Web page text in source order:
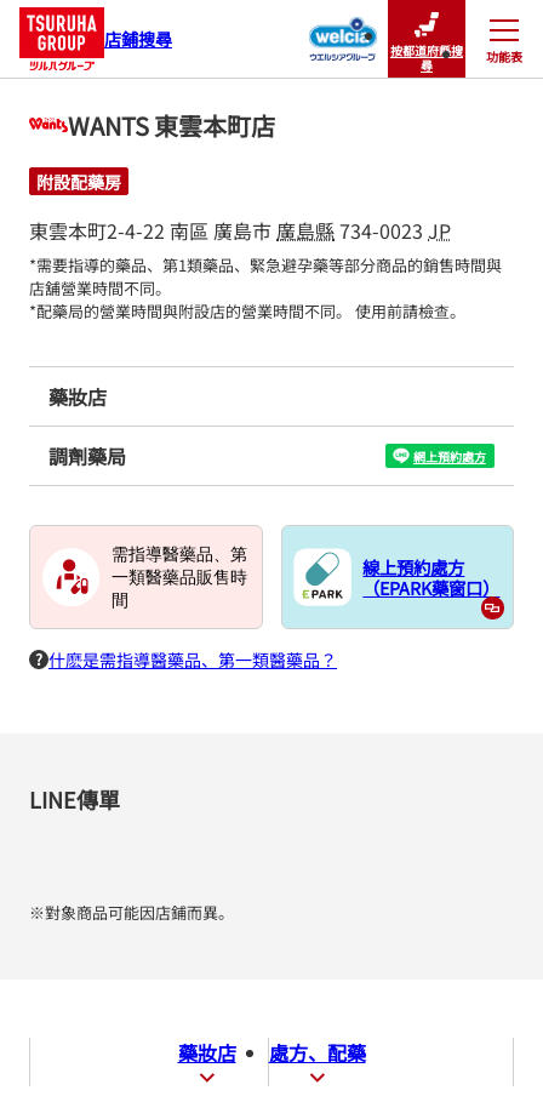
店鋪搜尋
按都道府縣搜
尋
功能表
關閉
WANTS 東雲本町店
附設配藥房
東雲本町2-4-22 南區 廣島市 廣島縣734-0023 JP
*需要指導的藥品、第1類藥品、緊急避孕藥等部分商品的銷售時間與
店舖營業時間不同。
*配藥局的營業時間與附設店的營業時間不同。 使用前請檢查。
藥妝店
調劑藥局 網上預約處方
需指導醫藥品、第
一類醫藥品販售時
間
線上預約處方
（EPARK藥窗口）
什麽是需指導醫藥品、第一類醫藥品？
LINE傳單
※對象商品可能因店鋪而異。
藥妝店 處方、配藥